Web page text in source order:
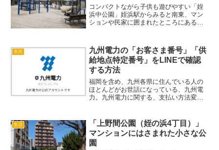
る公園
コンパクトながら子供も遊びやすい「姪
浜中公園」姪浜駅からみると南東、マン
ションや民家に囲まれたところにある
るので、人はやや少なめ。公園の大部分
は、高めのフェンスに加え出入...
生活
九州電力の「お客さま番号」「供
給地点特定番号」をLINEで確認
する方法
福岡を含め、九州各県に住んでいる人の
ほとんどがお世話になっている、九州電
力。九州電力に関する、支払い方法変更
が必要。この番号は「ご契約内容のお知
らせ」「九電Web明細サ...
生活
「上野間公園（姪の浜4丁目）」
マンションにはさまれた小さな公
園